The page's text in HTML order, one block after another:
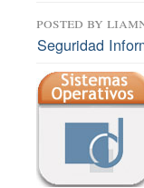
posted by
Seguridad